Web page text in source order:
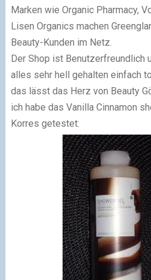
Marken wie Organic Pharmacy,
Lisen Organics machen
Beauty-Kunden im Netz.
Der Shop ist Benutzerfreundlich
alles sehr hell gehalten einfach
das lässt das Herz von Beauty
ich habe das Vanilla Cinnamon
Korres getestet: